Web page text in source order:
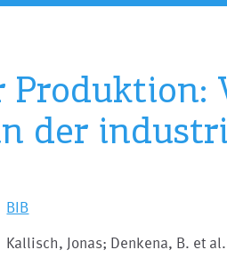
der
BIB
Kallisch, Jonas; Denkena, B. et al.